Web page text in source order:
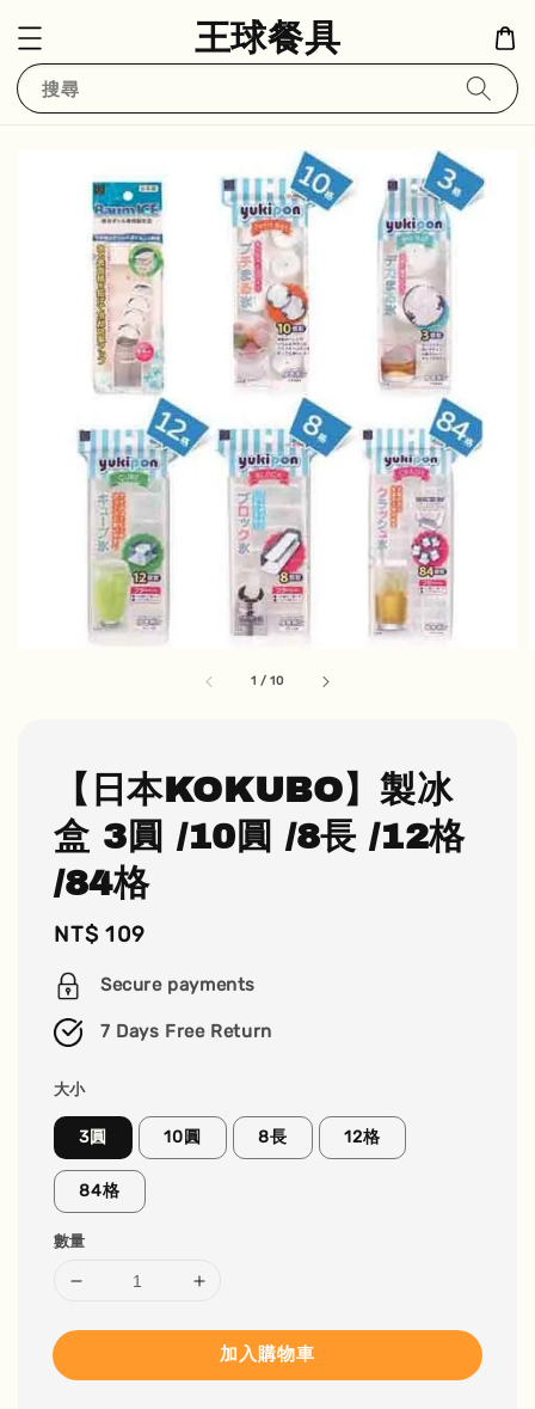
王球餐具
搜尋
1 /10
【日本KOKUBO】製冰
盒 3圓 /10圓 /8長 /12格
/84格
Regular
price
NT$ 109
Secure payments
7 Days Free Return
大小
3圓 10圓 8長 12格
84格
數量
加入購物車